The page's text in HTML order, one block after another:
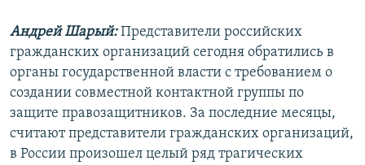
ПОДПИШИТЕСЬ НА РАССЫЛКУ
Андрей Шарый:Представители российских
гражданских организаций сегодня обратились в
органы государственной власти с требованием о
создании совместной контактной группы по
защите правозащитников. За последние месяцы,
считают представители гражданских организаций,
в России произошел целый ряд трагических